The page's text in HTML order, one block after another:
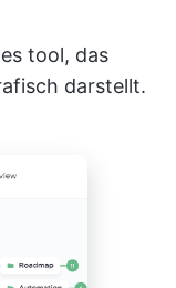
tool, das
darstellt.